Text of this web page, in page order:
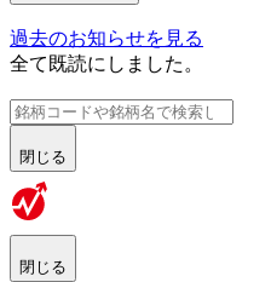
過去のお知らせを見る
全て既読にしました。
閉じる
閉じる